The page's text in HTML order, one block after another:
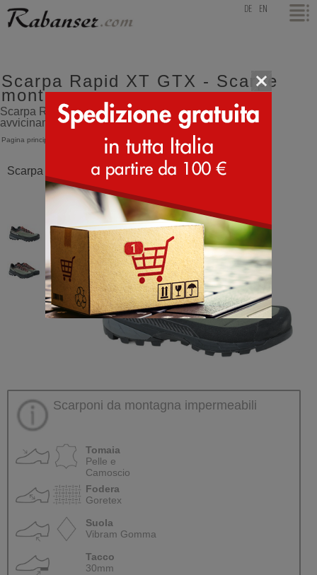
top DE EN
Scarpa Rapid XT GTX - Scarpe
montagna
Scarpa Rapid XT GTX scarpa da trekking bassa da
avvicinamento - Scarpe montagna
Pagina principale Rapid XT GTX
Scarpa Rapid XT GTX Betula Corallo
Scarponi da montagna impermeabili
Tomaia
Pelle e
Camoscio
Fodera
Goretex
Suola
Vibram Gomma
Tacco
30mm